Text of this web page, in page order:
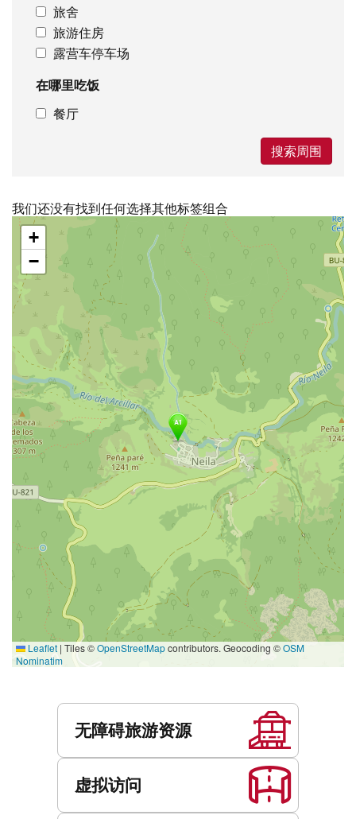
旅舍
旅游住房
露营车停车场
在哪里吃饭
餐厅
搜索周围
我们还没有找到任何选择其他标签组合
跳
地
图
+
−
Leaflet | Tiles ©OpenStreetMapcontributors. Geocoding ©OSM
Nominatim
无障碍旅游资源
虚拟访问